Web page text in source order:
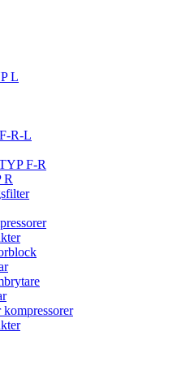
L
R-L
F-R
R
kompressorer